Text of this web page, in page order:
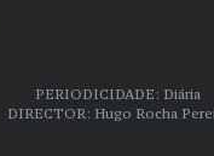
PERIODICIDADE: Diária
DIRECTOR: Hugo Rocha